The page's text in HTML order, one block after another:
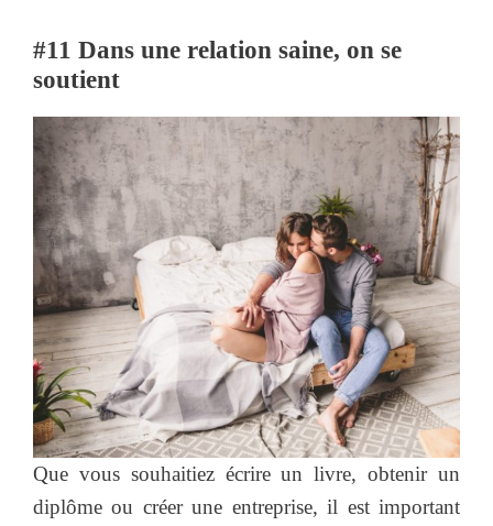
#11 Dans une relation saine, on se
soutient
Que vous souhaitiez écrire un livre, obtenir un
diplôme ou créer une entreprise, il est important